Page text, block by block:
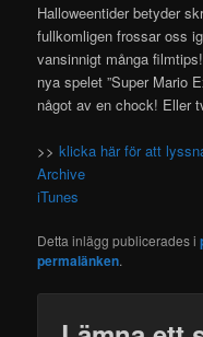
Halloweentider betyder
fullkomligen frossar oss
vansinnigt många
nya spelet ”Super Mario
något av en chock! Eller
>>klicka här för att
Archive
iTunes
Detta inlägg publicerades i
permalänken.